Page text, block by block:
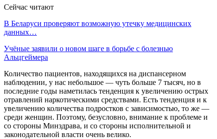
Сейчас читают
В Беларуси проверяют возможную утечку медицинских
данных…
Учёные заявили о новом шаге в борьбе с болезнью
Альцгеймера
Количество пациентов, находящихся на диспансерном
наблюдении, у нас небольшое — чуть больше 7 тысяч, но в
последние годы наметилась тенденция к увеличению острых
отравлений наркотическими средствами. Есть тенденция и к
увеличению количества подростков с зависимостью, то же —
среди женщин. Поэтому, безусловно, внимание к проблеме и
со стороны Минздрава, и со стороны исполнительной и
законодательной власти очень велико.